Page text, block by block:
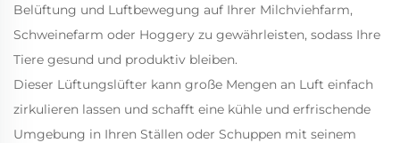
Belüftung und Luftbewegung auf Ihrer Milchviehfarm,
Schweinefarm oder Hoggery zu gewährleisten, sodass Ihre
Tiere gesund und produktiv bleiben.
Dieser Lüftungslüfter kann große Mengen an Luft einfach
zirkulieren lassen und schafft eine kühle und erfrischende
Umgebung in Ihren Ställen oder Schuppen mit seinem